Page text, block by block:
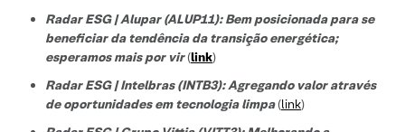
Radar ESG | Alupar (ALUP11): Bem posicionada para se
beneficiar da tendência da transição energética;
esperamos mais por vir(link)
Radar ESG | Intelbras (INTB3):Agregando valor através
de oportunidades em tecnologia limpa(link)